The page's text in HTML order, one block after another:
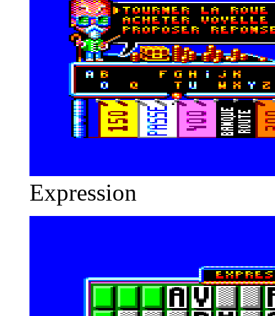
Expression